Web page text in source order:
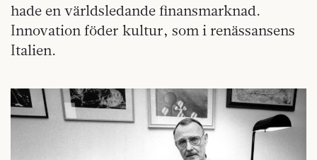
hade en världsledande finansmarknad.
Innovation föder kultur, som i renässansens
Italien.